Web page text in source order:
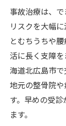
ト
交通
とは
事故
グ
事故
北海
事故治療は、
リスクを大幅
とむちうちや
活に長く支障
海道北広島市
地元の整骨院
す。早めの受
ます。